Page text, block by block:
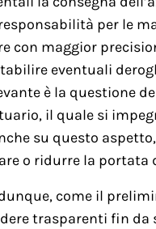
per le
con maggior
eventuali
è la questione
il quale si
su questo
o ridurre la portata
come il
trasparenti fin